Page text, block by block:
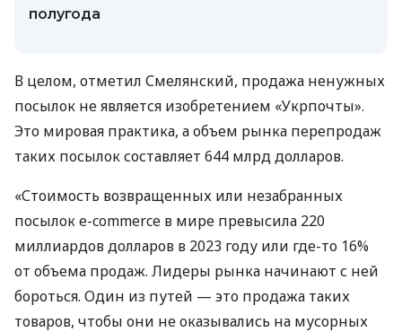
полугода
В целом, отметил Смелянский, продажа ненужных
посылок не является изобретением «Укрпочты».
Это мировая практика, а объем рынка перепродаж
таких посылок составляет 644 млрд долларов.
«Стоимость возвращенных или незабранных
посылок e-commerce в мире превысила 220
миллиардов долларов в 2023 году или где-то 16%
от объема продаж. Лидеры рынка начинают с ней
бороться. Один из путей — это продажа таких
товаров, чтобы они не оказывались на мусорных